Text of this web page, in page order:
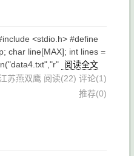
<stdio.h> #define
char line[MAX]; int lines =
阅读全文
苏燕双鹰 阅读(22) 评论(1)
推荐(0)